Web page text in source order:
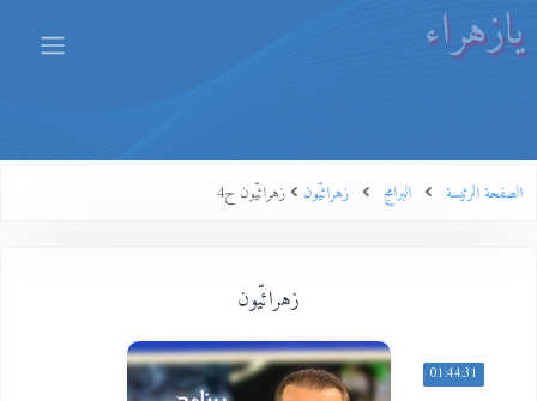
يازهراء
الصفحة الرئيسة البرامج زهرائيّون زهرائيّون ح4
زهرائيّون
01:44:31